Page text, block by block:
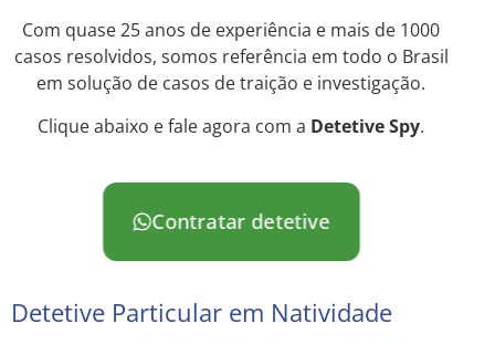
Com quase 25 anos de experiência e mais de 1000
casos resolvidos, somos referência em todo o Brasil
em solução de casos de traição e investigação.
Clique abaixo e fale agora com a Detetive Spy.
Contratar detetive
Detetive Particular em Natividade